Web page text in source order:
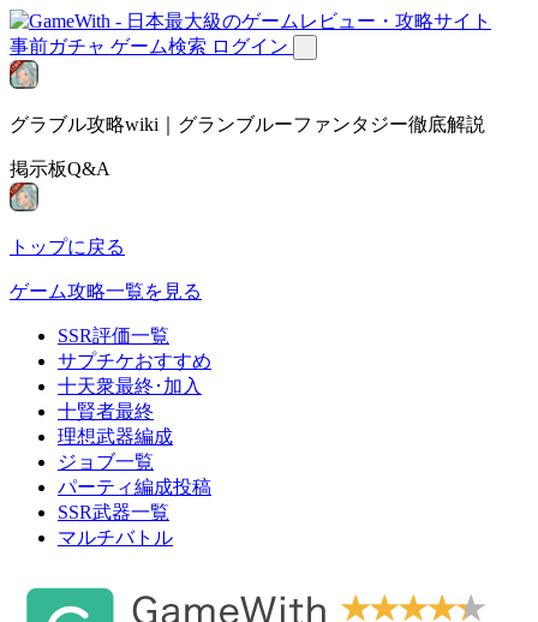
事前ガチャ ゲーム検索 ログイン
グラブル攻略wiki｜グランブルーファンタジー徹底解説
掲示板Q&A
トップに戻る
ゲーム攻略一覧を見る
SSR評価一覧
サプチケおすすめ
十天衆最終･加入
十賢者最終
理想武器編成
ジョブ一覧
パーティ編成投稿
SSR武器一覧
マルチバトル